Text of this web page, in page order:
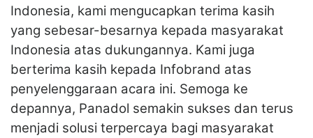
Indonesia, kami mengucapkan terima kasih
yang sebesar-besarnya kepada masyarakat
Indonesia atas dukungannya. Kami juga
berterima kasih kepada Infobrand atas
penyelenggaraan acara ini. Semoga ke
depannya, Panadol semakin sukses dan terus
menjadi solusi terpercaya bagi masyarakat